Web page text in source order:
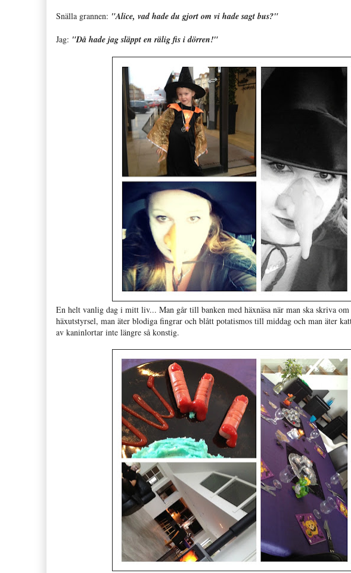
Snälla grannen: "Alice, vad hade du gjort om vi hade sagt bus?"
Jag: "Då hade jag släppt en rälig fis i dörren!"
En helt vanlig dag i mitt liv... Man går till banken med häxnäsa när man ska skriva
häxutstyrsel, man äter blodiga fingrar och blått potatismos till middag och man äter
av kaninlortar inte längre så konstig.